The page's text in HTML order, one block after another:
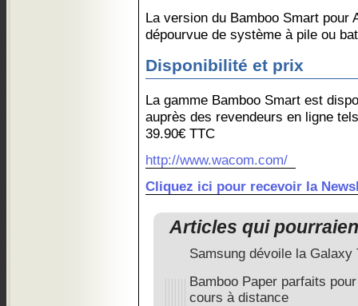
La version du Bamboo Smart pour
dépourvue de système à pile ou
Disponibilité et prix
La gamme Bamboo Smart est
auprès des revendeurs en ligne
39.90€ TTC
http://www.wacom.com/
Cliquez ici pour recevoir la
Articles qui
Samsung dévoile la Galaxy
Bamboo Paper parfaits
cours à distance